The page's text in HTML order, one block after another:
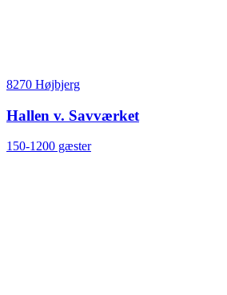
8270 Højbjerg
Hallen v. Savværket
150-1200 gæster